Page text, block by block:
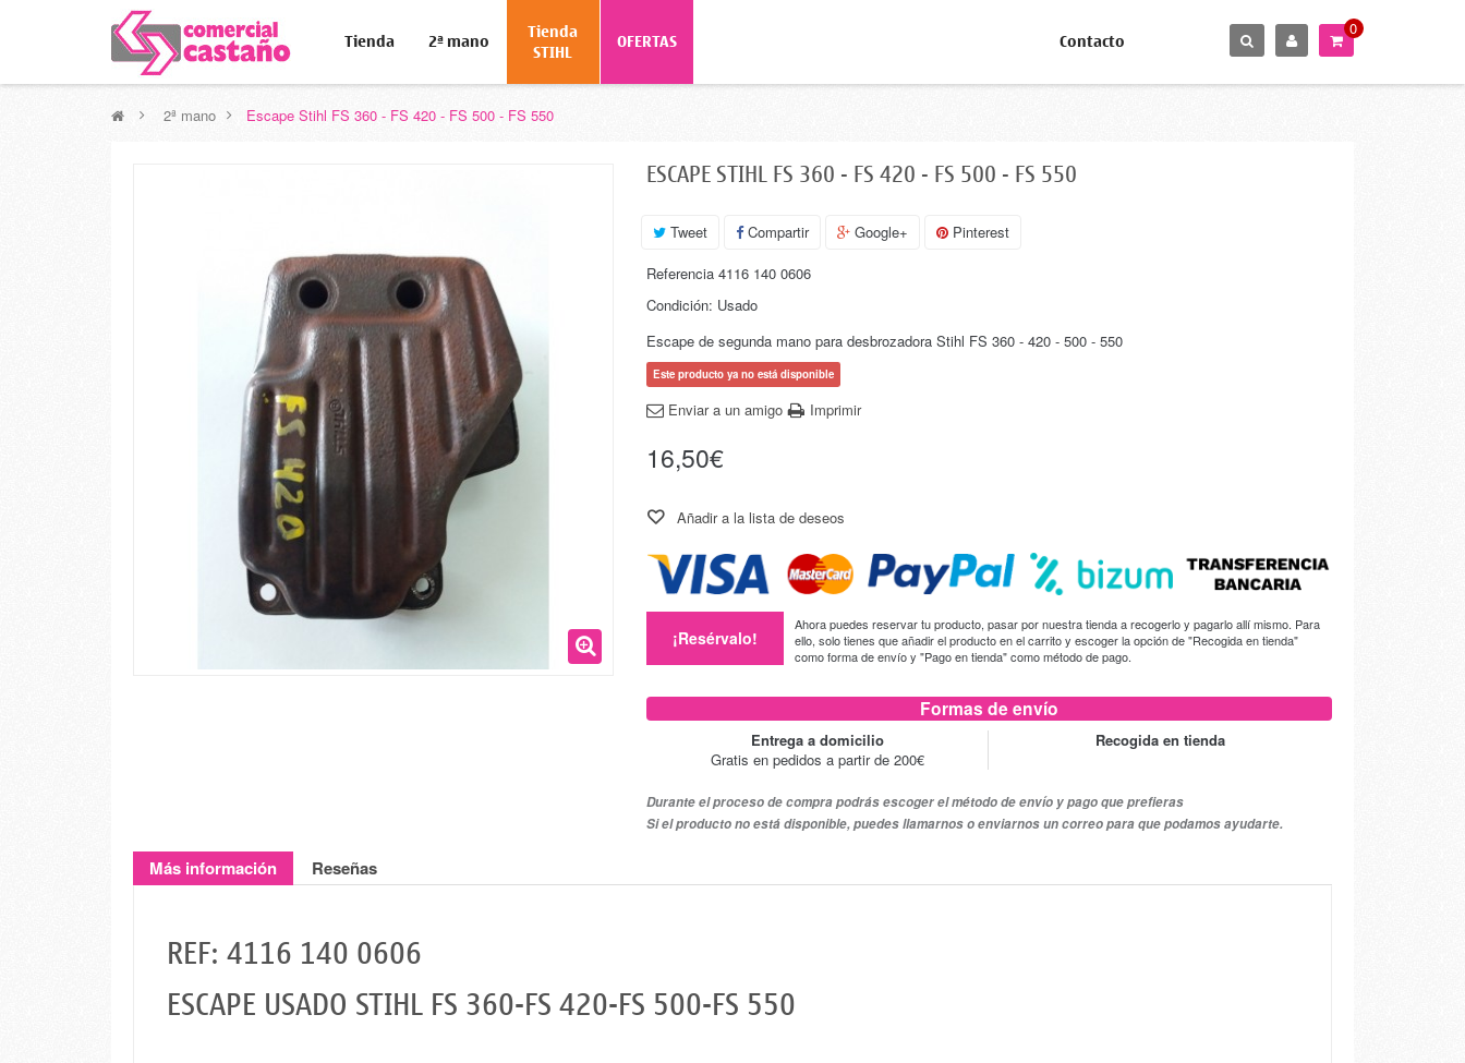
Tienda 2ª mano Tienda
STIHL OFERTAS Contacto
0
> 2ª mano > Escape Stihl FS 360 - FS 420 - FS 500 - FS 550
ESCAPE STIHL FS 360 - FS 420 - FS 500 - FS 550
Tweet Compartir Google+
Pinterest
Referencia 4116 140 0606
Condición: Usado
Escape de segunda mano para desbrozadora Stihl FS 360 - 420 - 500 - 550
Este producto ya no está disponible
Enviar a un amigo Imprimir
16,50€
Añadir a la lista de deseos
¡Resérvalo!
Ahora puedes reservar tu producto, pasar por nuestra tienda a recogerlo y pagarlo allí mismo. Para
ello, solo tienes que añadir el producto en el carrito y escoger la opción de "Recogida en tienda"
como forma de envío y "Pago en tienda" como método de pago.
Formas de envío
Entrega a domicilio
Gratis en pedidos a partir de 200€
Recogida en tienda
Durante el proceso de compra podrás escoger el método de envío y pago que prefieras
Si el producto no está disponible, puedes llamarnos o enviarnos un correo para que podamos ayudarte.
Más información Reseñas
REF: 4116 140 0606
ESCAPE USADO STIHL FS 360-FS 420-FS 500-FS 550